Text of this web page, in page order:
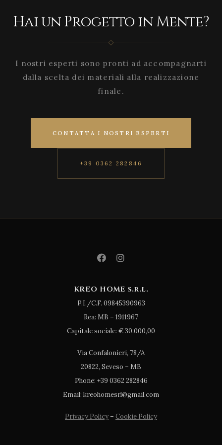
Hai un Progetto in Mente?
I nostri esperti sono pronti ad accompagnarti
dalla scelta dei materiali alla realizzazione
finale.
CONTATTA I NOSTRI ESPERTI
+39 0362 282846
KREO HOME s.r.l.
P.I./C.F. 09845390963
Rea: MB – 1911967
Capitale sociale: € 30.000,00
Via Confalonieri, 78/A
20822, Seveso – MB
Phone: +39 0362 282846
Email: kreohomesrl@gmail.com
Privacy Policy– Cookie Policy